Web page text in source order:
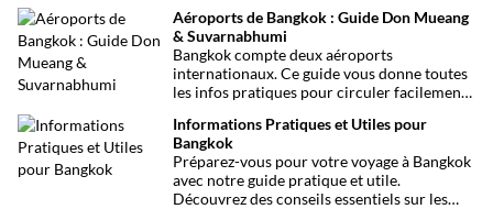
Aéroports de Bangkok : Guide Don Mueang
& Suvarnabhumi
Bangkok compte deux aéroports
internationaux. Ce guide vous donne toutes
les infos pratiques pour circuler facilement
centre-ville.
Informations Pratiques et Utiles pour
Bangkok
Préparez-vous pour votre voyage à Bangkok
avec notre guide pratique et utile.
Découvrez des conseils essentiels sur les